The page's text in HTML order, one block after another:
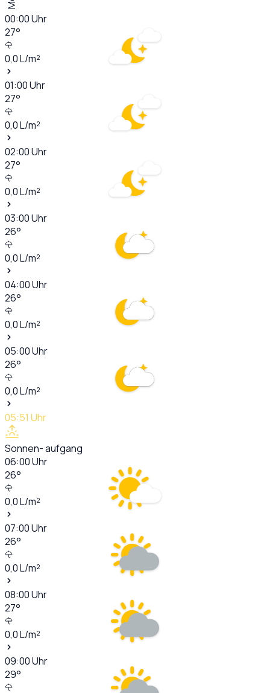
00:00Uhr
27°
0,0L/m²
01:00Uhr
27°
0,0L/m²
02:00Uhr
27°
0,0L/m²
03:00Uhr
26°
0,0L/m²
04:00Uhr
26°
0,0L/m²
05:00Uhr
26°
0,0L/m²
05:51 Uhr
Sonnen- aufgang
06:00Uhr
26°
0,0L/m²
07:00Uhr
26°
0,0L/m²
08:00Uhr
27°
0,0L/m²
09:00Uhr
29°